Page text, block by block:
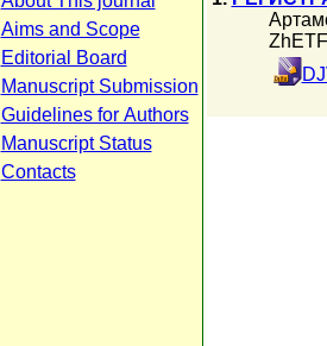
Aims and Scope
Editorial Board
Manuscript Submission
Guidelines for Authors
Manuscript Status
Contacts